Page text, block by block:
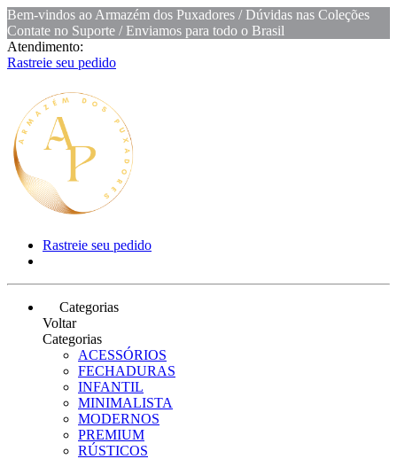
Bem-vindos ao Armazém dos Puxadores / Dúvidas nas Coleções
Contate no Suporte / Enviamos para todo o Brasil
Atendimento:
Rastreie seu pedido
Rastreie seu pedido
Categorias
Voltar
Categorias
ACESSÓRIOS
FECHADURAS
INFANTIL
MINIMALISTA
MODERNOS
PREMIUM
RÚSTICOS